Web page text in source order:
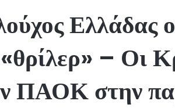
– Οι
ΠΑΟΚ στην